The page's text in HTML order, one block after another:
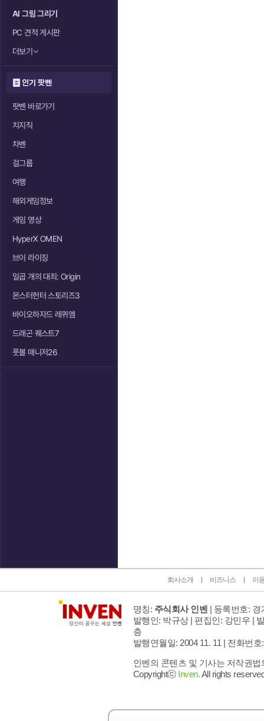
AI 그림 그리기
PC 견적 게시판
더보기
인기 팟벤
팟벤 바로가기
치지직
차벤
걸그룹
여행
해외게임정보
게임 영상
HyperX OMEN
브이 라이징
일곱 개의 대죄: Origin
몬스터헌터 스토리즈3
바이오하자드 레퀴엠
드래곤 퀘스트7
풋볼 매니저26
회사소개 비즈니스 이
명칭: 주식회사 인벤 | 등록번호: 경
발행인: 박규상 | 편집인: 강민우 |
층
발행연월일: 2004 11. 11 | 전화번호
인벤의 콘텐츠 및 기사는 저작권
Copyrightⓒ Inven.All rights